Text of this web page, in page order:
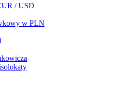
/ USD
w PLN